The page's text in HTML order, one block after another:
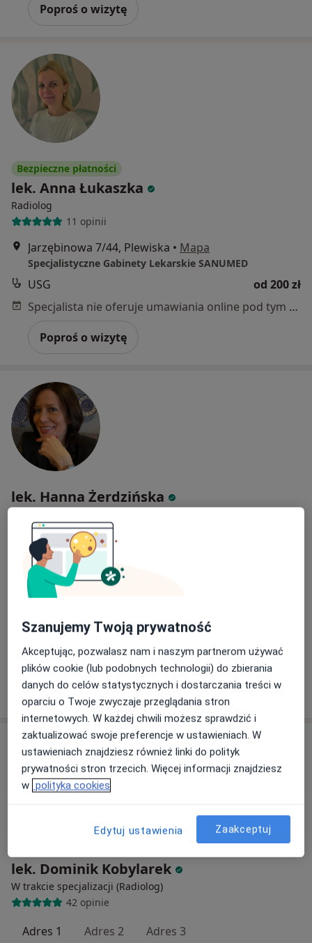
Poproś o wizytę
Bezpieczne płatności
lek. Anna Łukaszka
Radiolog
11 opinii
Jarzębinowa 7/44, Plewiska • Mapa
Specjalistyczne Gabinety Lekarskie SANUMED
USG
od 200 zł
Specjalista nie oferuje umawiania online pod tym adresem.
Poproś o wizytę
lek. Hanna Żerdzińska
132 opinie
Adres 1 Adres 2
Franklina Roosevelta 18, Poznań
USG piersi
Poproś o wizytę
lek. Dominik Kobylarek
W trakcie specjalizacji (Radiolog)
42 opinie
Adres 1 Adres 2 Adres 3
Szanujemy Twoją prywatność
Akceptując, pozwalasz nam i naszym partnerom używać
plików cookie (lub podobnych technologii) do zbierania
danych do celów statystycznych i dostarczania treści w
oparciu o Twoje zwyczaje przeglądania stron
internetowych. W każdej chwili możesz sprawdzić i
zaktualizować swoje preferencje w ustawieniach. W
ustawieniach znajdziesz również linki do polityk
prywatności stron trzecich. Więcej informacji znajdziesz
w polityka cookies
Edytuj ustawienia Zaakceptuj